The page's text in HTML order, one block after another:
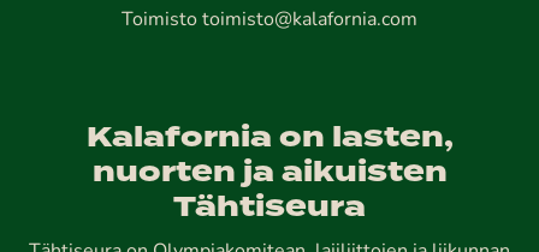
Toimisto toimisto@kalafornia.com
Kalafornia on lasten,
nuorten ja aikuisten
Tähtiseura